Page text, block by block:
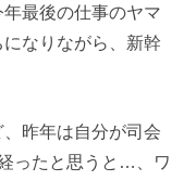
最後の仕事のヤマ
なりながら、新幹
昨年は自分が司会
ったと思うと…、ワ